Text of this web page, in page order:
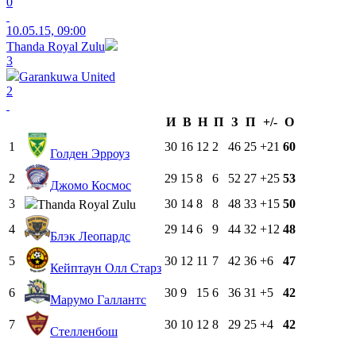
10.05.15, 09:00
Thanda Royal Zulu
3
Garankuwa United
2
И В Н П З П +/- О
1
Голден Эрроуз
30 16 12 2 46 25 +21 60
2
Джомо Космос
29 15 8 6 52 27 +25 53
3
Thanda Royal Zulu 30 14 8 8 48 33 +15 50
4
Блэк Леопардс
29 14 6 9 44 32 +12 48
5
Кейптаун Олл Старз
30 12 11 7 42 36 +6 47
6
Марумо Галлантс
30 9 15 6 36 31 +5 42
7
Стелленбош
30 10 12 8 29 25 +4 42